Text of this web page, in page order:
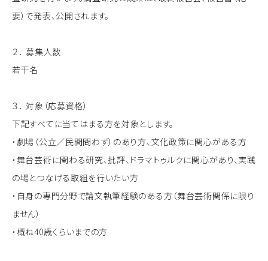
要）で発表、公開されます。
２． 募集人数
若干名
３． 対象（応募資格）
下記すべてに当てはまる方を対象とします。
・劇場（公立／民間問わず）のあり方、文化政策に関心がある方
・舞台芸術に関わる研究、批評、ドラマトゥルクに関心があり、実践
の場とつなげる取組を行いたい方
・自身の専門分野で論文執筆経験のある方（舞台芸術関係に限り
ません）
・概ね40歳くらいまでの方